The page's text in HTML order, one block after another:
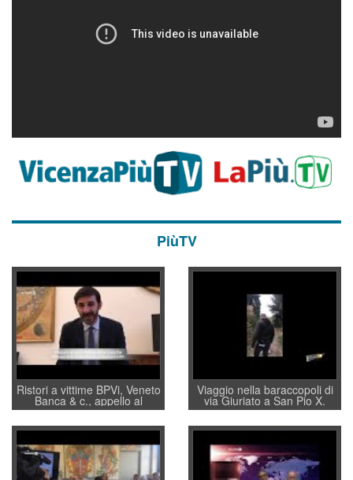
PiùTV
Ristori a vittime BPVi, Veneto
Banca & c., appello al
sottosegretario Alessio
Villarosa: per mettere ordine
convochi con Di Maio CNCU
a supporto della cabina di
regia al Mef
Viaggio nella baraccopoli di
via Giuriato a San Pio X.
Vicenza ai Vicentini: “faremo
un regalo di Natale ai
residenti”